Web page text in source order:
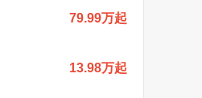
79.99万起
13.98万起